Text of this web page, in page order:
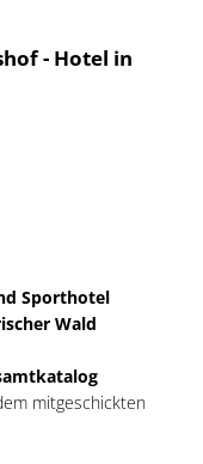
- Hotel in
Sporthotel
Wald
mitgeschickten